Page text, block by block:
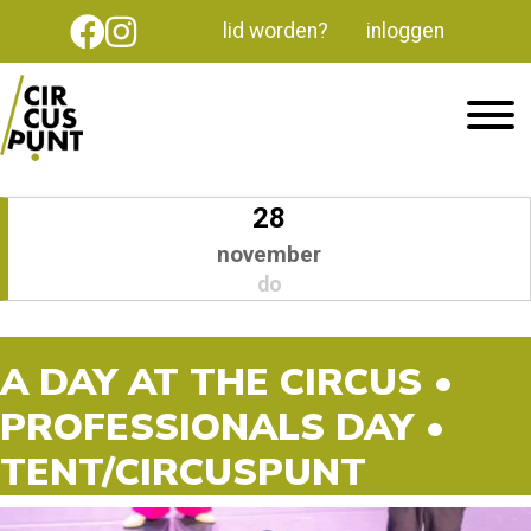
lid worden? inloggen
28
november
do
A DAY AT THE CIRCUS •
PROFESSIONALS DAY •
TENT/CIRCUSPUNT